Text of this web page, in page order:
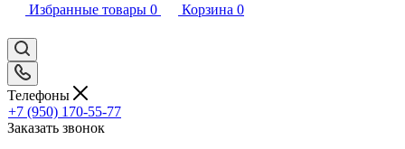
Избранные товары 0 Корзина 0
Телефоны
+7 (950) 170-55-77
Заказать звонок